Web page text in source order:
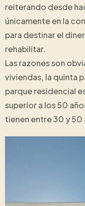
reiterando desde
únicamente en la
para destinar el
rehabilitar.
Las razones son
viviendas, la quinta
parque residencial
superior a los 50
tienen entre 30 y 50